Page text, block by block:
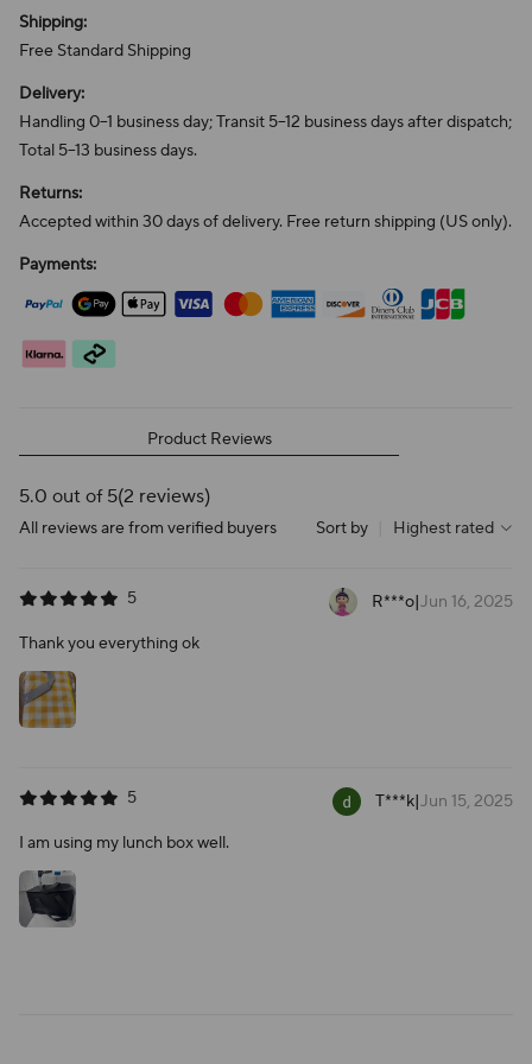
Shipping:
Free Standard Shipping
Delivery:
Handling 0–1 business day; Transit 5–12 business days after dispatch;
Total 5–13 business days.
Returns:
Accepted within 30 days of delivery. Free return shipping (US only).
Payments:
Product Reviews
5.0 out of 5(2 reviews)
All reviews are from verified buyers Sort by Highest rated
5 R***o|Jun 16, 2025
Thank you everything ok
5 T***k|Jun 15, 2025
I am using my lunch box well.